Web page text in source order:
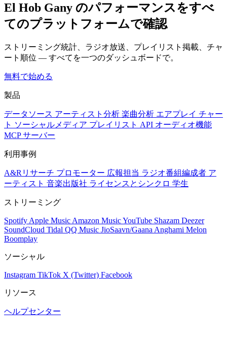
El Hob Gany のパフォーマンスをすべ
てのプラットフォームで確認
ストリーミング統計、ラジオ放送、プレイリスト掲載、チャ
ート順位 — すべてを一つのダッシュボードで。
無料で始める
製品
データソース アーティスト分析 楽曲分析 エアプレイ チャー
ト ソーシャルメディア プレイリスト API オーディオ機能
MCP サーバー
利用事例
A&Rリサーチ プロモーター 広報担当 ラジオ番組編成者 ア
ーティスト 音楽出版社 ライセンスとシンクロ 学生
ストリーミング
Spotify Apple Music Amazon MusicYouTube Shazam Deezer
SoundCloud Tidal QQ Music JioSaavn/Gaana Anghami Melon
Boomplay
ソーシャル
Instagram TikTok X (Twitter) Facebook
リソース
ヘルプセンター